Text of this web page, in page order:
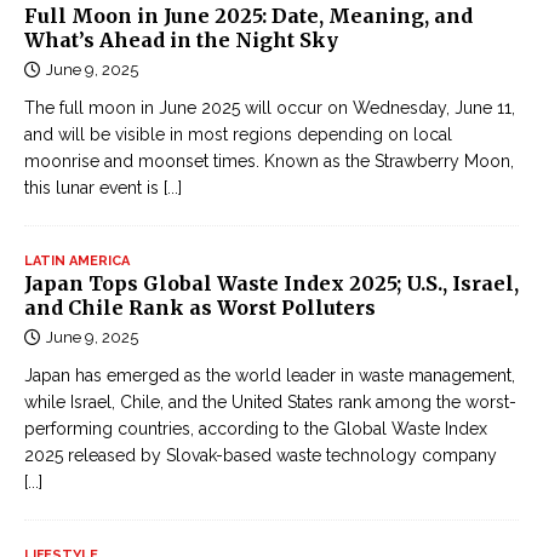
l
n
e
Đ
ọ
r
u
y
n
i
ế
Full Moon in June 2025: Date, Meaning, and
What’s Ahead in the Night Sky
June 9, 2025
The full moon in June 2025 will occur on Wednesday, June 11,
and will be visible in most regions depending on local
moonrise and moonset times. Known as the Strawberry Moon,
this lunar event is [...]
LATIN AMERICA
Japan Tops Global Waste Index 2025; U.S., Israel,
and Chile Rank as Worst Polluters
June 9, 2025
Japan has emerged as the world leader in waste management,
while Israel, Chile, and the United States rank among the worst-
performing countries, according to the Global Waste Index
2025 released by Slovak-based waste technology company
[...]